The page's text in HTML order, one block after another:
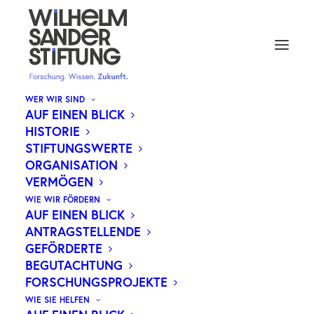
WER WIR SIND
AUF EINEN BLICK
HISTORIE
STIFTUNGSWERTE
ORGANISATION
VERMÖGEN
WIE WIR FÖRDERN
AUF EINEN BLICK
ANTRAGSTELLENDE
GEFÖRDERTE
BEGUTACHTUNG
FORSCHUNGSPROJEKTE
WIE SIE HELFEN
FÜNF NEUE GENOMISCHE
RISIKOFAKTOREN FÜR
GEBÄRMUTTERKREBS
ENTDECKT
Eine internationale Studie unter der Leitung von